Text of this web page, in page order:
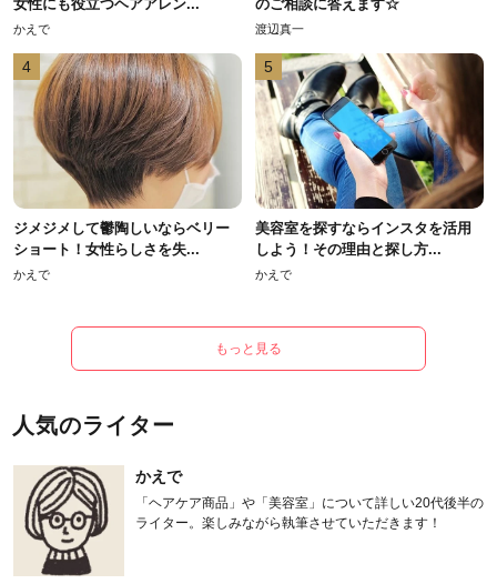
女性にも役立つヘアアレン...
かえで
のご相談に答えます☆
渡辺真一
4
ジメジメして鬱陶しいならベリー
ショート！女性らしさを失...
かえで
5
美容室を探すならインスタを活用
しよう！その理由と探し方...
かえで
もっと見る
人気のライター
かえで
「ヘアケア商品」や「美容室」について詳しい20代後半の
ライター。楽しみながら執筆させていただきます！